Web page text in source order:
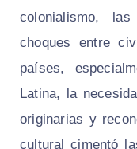
colonialismo,
choques entre
países,
Latina, la
originarias y
cultural cimentó